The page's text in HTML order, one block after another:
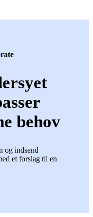
behov
og indsend
et forslag til en